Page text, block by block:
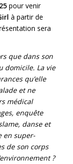
pour venir
à partir de
sera
que dans son
domicile. La vie
qu’elle
et ne
médical
enquête
danse et
en super-
de son corps
?